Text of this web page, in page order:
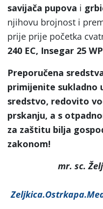
savijača pupova i
njihovu brojnost i
prije prije početka
240 EC, Insegar 25
Preporučena
primijenite sukladno
sredstvo, redovito
prskanju, a s
za zaštitu bilja
zakonom!
mr. sc.